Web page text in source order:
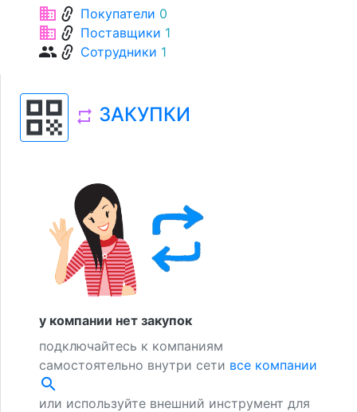
businesslink Покупатели 0
businesslink Поставщики 1
grouplink Сотрудники 1
qr_code repeat ЗАКУПКИ
у компании нет закупок
подключайтесь к компаниям
самостоятельно внутри сети все компании
search
или используйте внешний инструмент для